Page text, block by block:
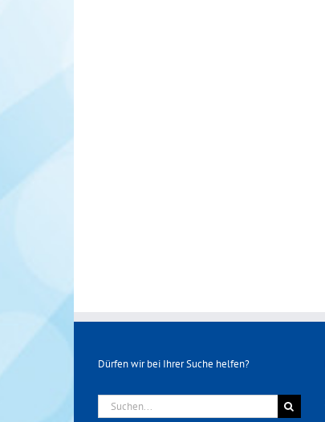
Dürfen wir bei Ihrer Suche helfen?
Suche
nach: